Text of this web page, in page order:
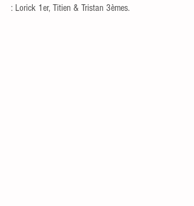
: Lorick 1er, Titien & Tristan 3èmes.